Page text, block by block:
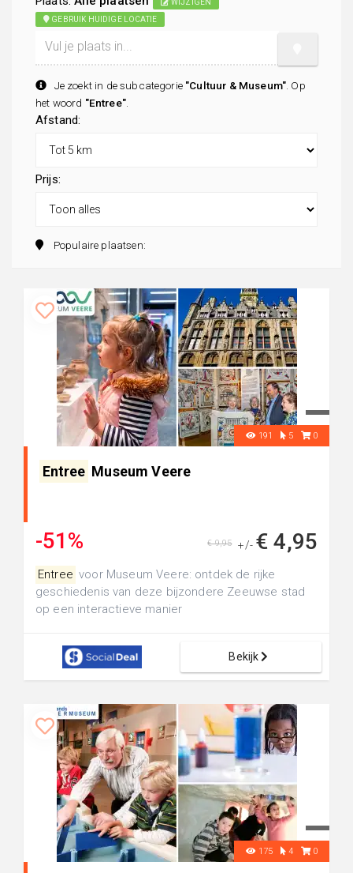
GEBRUIK HUIDIGE LOCATIE
Je zoekt in de subcategorie "Cultuur & Museum" . Op
het woord "Entree".
Afstand:
Prijs:
Populaire plaatsen:
191 5 0
Entree Museum Veere
-51% +/- € 4,95
€ 9,95
Entree voor Museum Veere: ontdek de rijke
geschiedenis van deze bijzondere Zeeuwse stad
op een interactieve manier
Bekijk
175 4 0